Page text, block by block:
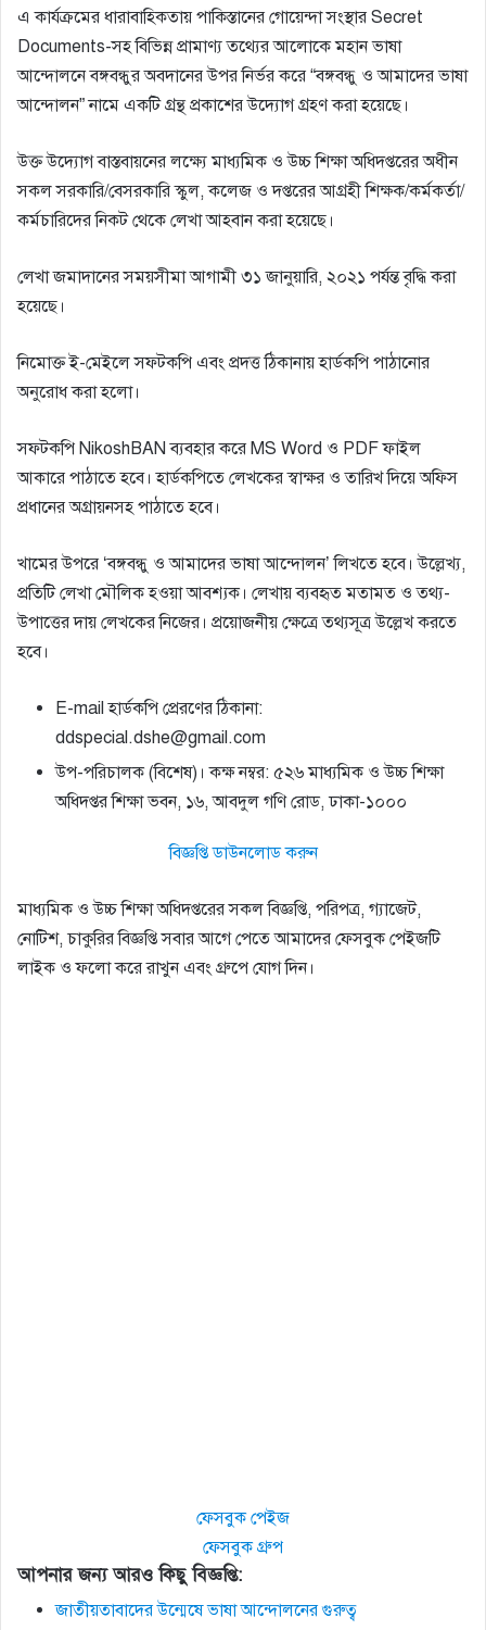
এ কার্যক্রমের ধারাবাহিকতায় পাকিস্তানের গােয়েন্দা সংস্থার Secret
Documents-সহ বিভিন্ন প্রামাণ্য তথ্যের আলােকে মহান ভাষা
আন্দোলনে বঙ্গবন্ধুর অবদানের উপর নির্ভর করে “বঙ্গবন্ধু ও আমাদের ভাষা
আন্দোলন” নামে একটি গ্রন্থ প্রকাশের উদ্যোগ গ্রহণ করা হয়েছে।
উক্ত উদ্যোগ বাস্তবায়নের লক্ষ্যে মাধ্যমিক ও উচ্চ শিক্ষা অধিদপ্তরের অধীন
সকল সরকারি/বেসরকারি স্কুল, কলেজ ও দপ্তরের আগ্রহী শিক্ষক/কর্মকর্তা/
কর্মচারিদের নিকট থেকে লেখা আহবান করা হয়েছে।
লেখা জমাদানের সময়সীমা আগামী ৩১ জানুয়ারি, ২০২১ পর্যন্ত বৃদ্ধি করা
হয়েছে।
নিমােক্ত ই-মেইলে সফটকপি এবং প্রদত্ত ঠিকানায় হার্ডকপি পাঠানাের
অনুরােধ করা হলাে।
সফটকপি NikoshBAN ব্যবহার করে MS Word ও PDF ফাইল
আকারে পাঠাতে হবে। হার্ডকপিতে লেখকের স্বাক্ষর ও তারিখ দিয়ে অফিস
প্রধানের অগ্রায়নসহ পাঠাতে হবে।
খামের উপরে ‘বঙ্গবন্ধু ও আমাদের ভাষা আন্দোলন’ লিখতে হবে। উল্লেখ্য,
প্রতিটি লেখা মৌলিক হওয়া আবশ্যক। লেখায় ব্যবহৃত মতামত ও তথ্য-
উপাত্তের দায় লেখকের নিজের। প্রয়ােজনীয় ক্ষেত্রে তথ্যসূত্র উল্লেখ করতে
হবে।
E-mail হার্ডকপি প্রেরণের ঠিকানা:
ddspecial.dshe@gmail.com
উপ-পরিচালক (বিশেষ)। কক্ষ নম্বর: ৫২৬ মাধ্যমিক ও উচ্চ শিক্ষা
অধিদপ্তর শিক্ষা ভবন, ১৬, আবদুল গণি রােড, ঢাকা-১০০০
বিজ্ঞপ্তি ডাউনলোড করুন
মাধ্যমিক ও উচ্চ শিক্ষা অধিদপ্তরের সকল বিজ্ঞপ্তি, পরিপত্র, গ্যাজেট,
নোটিশ, চাকুরির বিজ্ঞপ্তি সবার আগে পেতে আমাদের ফেসবুক পেইজটি
লাইক ও ফলো করে রাখুন এবং গ্রুপে যোগ দিন।
ফেসবুক পেইজ
ফেসবুক গ্রুপ
আপনার জন্য আরও কিছু বিজ্ঞপ্তি:
জাতীয়তাবাদের উন্মেষে ভাষা আন্দোলনের গুরুত্ব